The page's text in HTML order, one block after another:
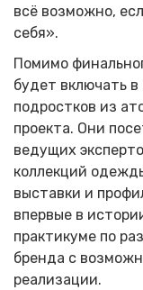
всё возможно,
себя».
Помимо
будет включать
подростков из
проекта. Они
ведущих
коллекций
выставки и
впервые в
практикуме по
бренда с
реализации.